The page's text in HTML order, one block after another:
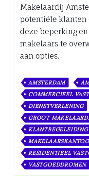
Makelaardij
potentiële klanten
deze beperking
makelaars te
aan opties.
AMSTERDAM
COMMERCIEEL
DIENSTVERLENING
GROOT
KLANTBEGELEIDING
RESIDENTIEEL
VASTGOEDDROMEN